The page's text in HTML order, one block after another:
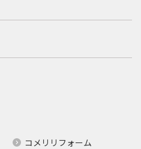
コメリリフォーム